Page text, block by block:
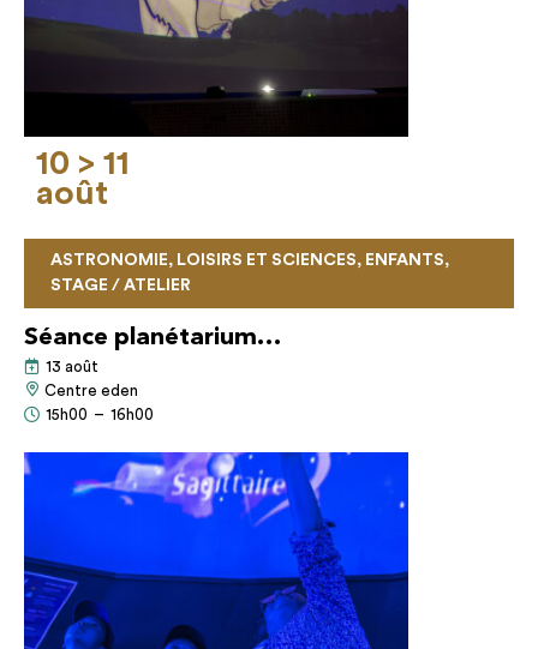
ASTRONOMIE, LOISIRS ET SCIENCES, ENFANTS,
STAGE / ATELIER
Séance planétarium…
13 août
Centre eden
15h00 – 16h00
10 > 11
août